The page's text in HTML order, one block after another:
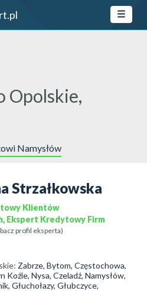
Opolskie,
Namysłów
Strzałkowska
Klientów
Ekspert Kredytowy Firm
profil eksperta)
: Zabrze, Bytom, Częstochowa,
Koźle, Nysa, Czeladź, Namysłów,
Głuchołazy, Głubczyce,